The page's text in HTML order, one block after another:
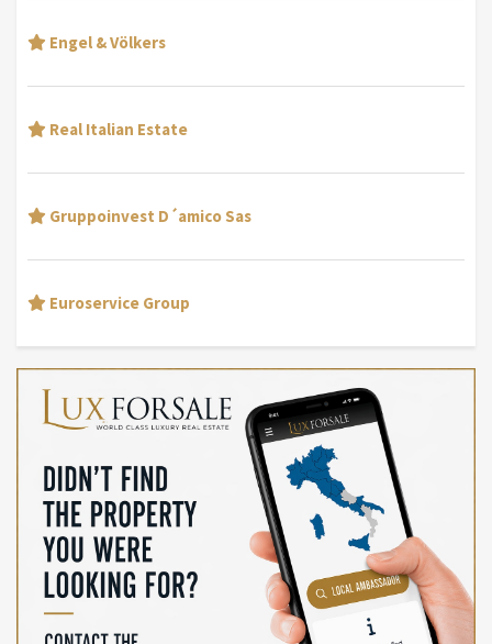
Engel & Völkers
Real Italian Estate
Gruppoinvest D´amico Sas
Euroservice Group